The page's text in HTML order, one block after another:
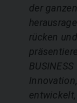
der
rücken